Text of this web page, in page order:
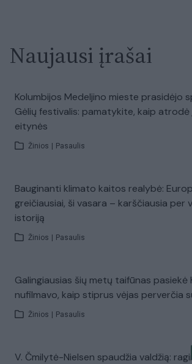
Naujausi įrašai
Kolumbijos Medeljino mieste prasidėjo
Gėlių festivalis: pamatykite, kaip
eitynės
Žinios Pasaulis
Bauginanti klimato kaitos realybė:
greičiausiai, ši vasara – karščiausia per
istoriją
Žinios Pasaulis
Galingiausias šių metų taifūnas pasiekė
nufilmavo, kaip stiprus vėjas perverčia
Žinios Pasaulis
V. Čmilytė-Nielsen spaudžia valdžią: